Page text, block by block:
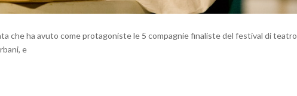
che ha avuto come protagoniste le 5 compagnie finaliste del festival di teatro
e